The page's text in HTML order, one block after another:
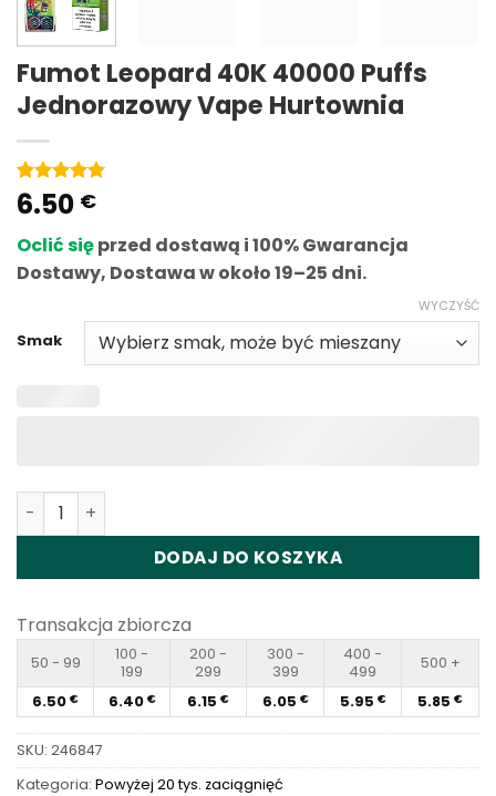
Fumot Leopard 40K 40000 Puffs
Jednorazowy Vape Hurtownia
Ocena5 na
5 w
ocenę
klientów
1
6.50 €
Oclić sięprzed dostawą i 100% Gwarancja
Dostawy, Dostawa w około 19–25 dni.
Smak
WYCZYŚĆ
Ilość Fumot Leopard 40K 40000 Puffs Disposable Vape
DODAJ DO KOSZYKA
Transakcja zbiorcza
50 - 99
100 -
199
200 -
299
300 -
399
400 -
499
500 +
6.50 € 6.40 € 6.15 € 6.05 € 5.95 € 5.85 €
SKU: 246847
Kategoria: Powyżej 20 tys. zaciągnięć